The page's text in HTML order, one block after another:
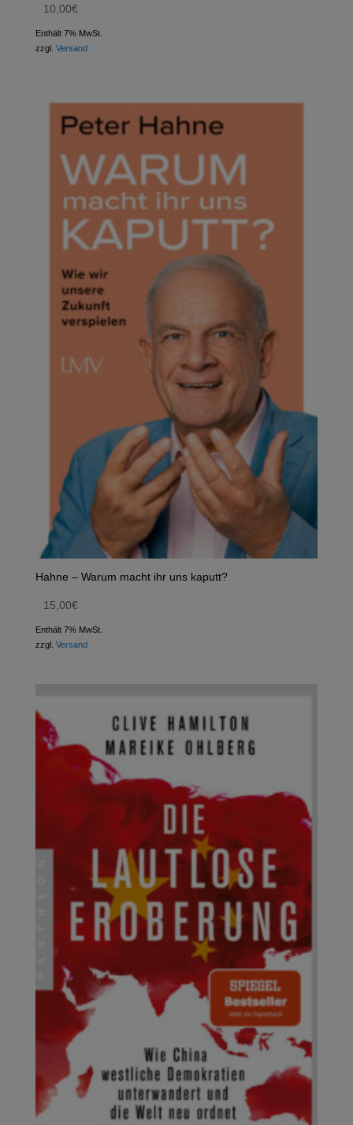
10,00€
Enthält 7% MwSt.
zzgl. Versand
Hahne – Warum macht ihr uns kaputt?
15,00€
Enthält 7% MwSt.
zzgl. Versand